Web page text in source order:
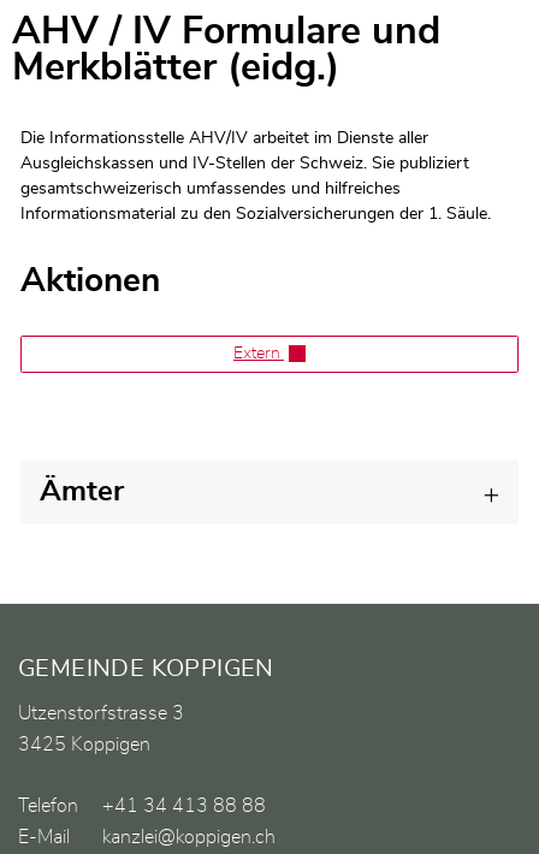
AHV / IV Formulare und
Merkblätter (eidg.)
Die Informationsstelle AHV/IV arbeitet im Dienste aller
Ausgleichskassen und IV-Stellen der Schweiz. Sie publiziert
gesamtschweizerisch umfassendes und hilfreiches
Informationsmaterial zu den Sozialversicherungen der 1. Säule.
Aktionen
Extern
Zugehörige Objekte
Ämter
Fusszeile
GEMEINDE KOPPIGEN
Utzenstorfstrasse 3
3425 Koppigen
Telefon
+41 34 413 88 88
E-Mail
kanzlei@koppigen.ch